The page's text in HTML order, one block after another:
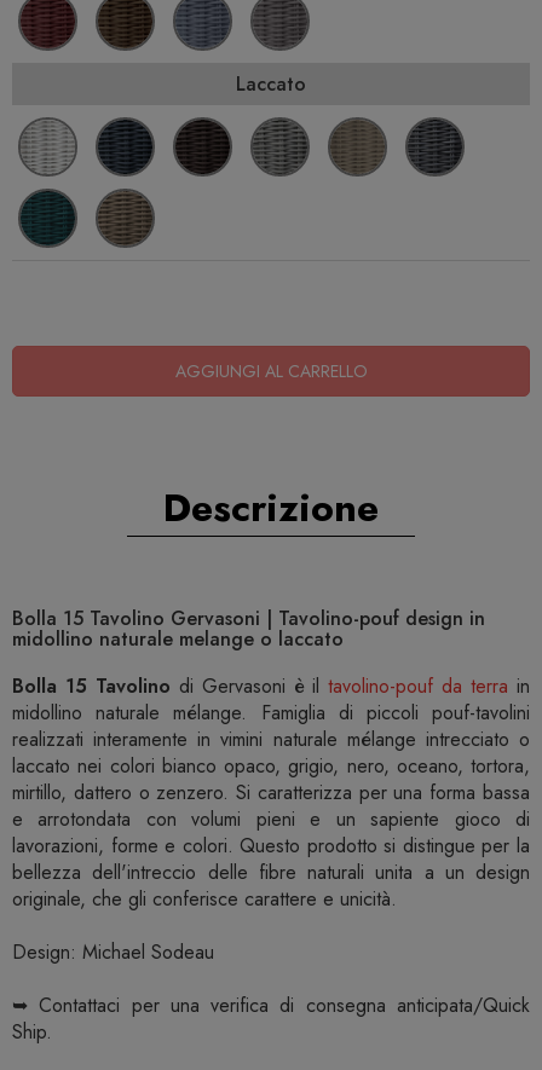
Laccato
AGGIUNGI AL CARRELLO
Descrizione
Bolla 15 Tavolino Gervasoni | Tavolino-pouf design in
midollino naturale melange o laccato
Bolla 15 Tavolino di Gervasoni è iltavolino-pouf da terra in
midollino naturale mélange. Famiglia di piccoli pouf-tavolini
realizzati interamente in vimini naturale mélange intrecciato o
laccato nei colori bianco opaco, grigio, nero, oceano, tortora,
mirtillo, dattero o zenzero. Si caratterizza per una forma bassa
e arrotondata con volumi pieni e un sapiente gioco di
lavorazioni, forme e colori. Questo prodotto si distingue per la
bellezza dell'intreccio delle fibre naturali unita a un design
originale, che gli conferisce carattere e unicità.
Design: Michael Sodeau
➥ Contattaci per una verifica di consegna anticipata/Quick
Ship.